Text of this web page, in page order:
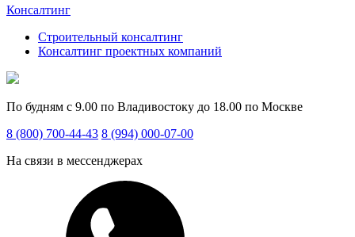
Консалтинг
Строительный консалтинг
Консалтинг проектных компаний
По будням с 9.00 по Владивостоку до 18.00 по Москве
8 (800) 700-44-43 8 (994) 000-07-00
На связи в мессенджерах